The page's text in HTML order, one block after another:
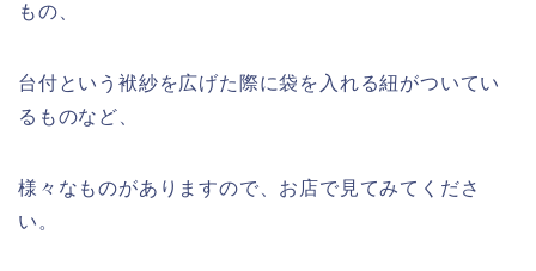
もの、
台付という袱紗を広げた際に袋を入れる紐がついてい
るものなど、
様々なものがありますので、お店で見てみてくださ
い。